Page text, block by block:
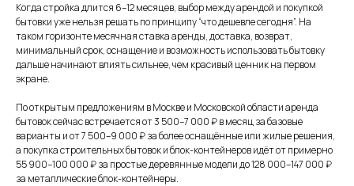
Когда стройка длится 6–12 месяцев, выбор между арендой и покупкой
бытовки уже нельзя решать по принципу “что дешевле сегодня”. На
таком горизонте месячная ставка аренды, доставка, возврат,
минимальный срок, оснащение и возможность использовать бытовку
дальше начинают влиять сильнее, чем красивый ценник на первом
экране.
По открытым предложениям в Москве и Московской области аренда
бытовок сейчас встречается от 3 500–7 000 ₽ в месяц за базовые
варианты и от 7 500–9 000 ₽ за более оснащённые или жилые решения,
а покупка строительных бытовок и блок-контейнеров идёт от примерно
55 900–100 000 ₽ за простые деревянные модели до 128 000–147 000 ₽
за металлические блок-контейнеры.